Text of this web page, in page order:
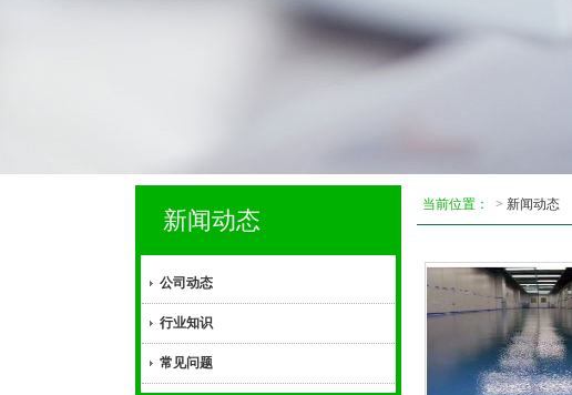
新闻动态
公司动态
行业知识
常见问题
当前位置： > 新闻动态